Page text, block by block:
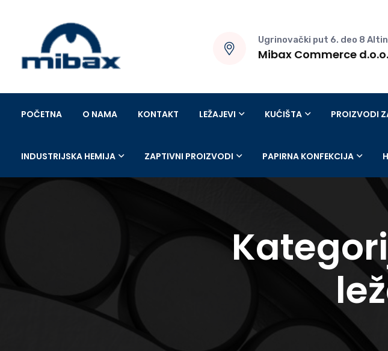
Ugrinovački put 6. deo 8
Mibax Commerce d.o.o.
POČETNA O NAMA KONTAKT LEŽAJEVI KUĆIŠTA PROIZVODI
INDUSTRIJSKA HEMIJA ZAPTIVNI PROIZVODI PAPIRNA KONFEKCIJA